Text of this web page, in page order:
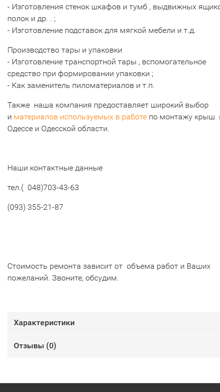
- Изготовления стенок шкафов и тумб , выдвижных
полок и др. . ;
- Изготовление подставок для мягкой мебели и т.д.
Производство тары и упаковки
- Изготовление транспортной тары , вспомогательное
средство при формировании упаковки ;
- Как заменитель пиломатериалов и т.п.
Также наша компания предоставляет широкий выбор
и материалов используемых в работе по монтажу крыш
Одессе и Одесской области.
Наши контактные данные
тел.( 048)703-43-63
(093) 355-21-87
Стоимость ремонта зависит от объема работ и Ваших
пожеланий. Звоните, обсудим.
Характеристики
Отзывы (0)